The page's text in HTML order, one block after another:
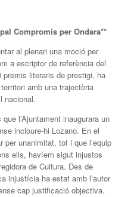
Compromís per Ondara**
al plenari una moció per
a escriptor de referència del
premis literaris de prestigi, ha
amb una trajectòria
nacional.
l’Ajuntament inaugurara un
incloure-hi Lozano. En el
unanimitat, tot i que l’equip
ells, havíem sigut injustos
de Cultura. Des de
injustícia ha estat amb l’autor
cap justificació objectiva.